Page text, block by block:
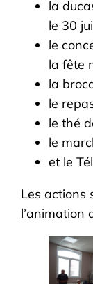
la
le 30
le
la fête
la
le
le thé
le
et le
Les actions
l’animation